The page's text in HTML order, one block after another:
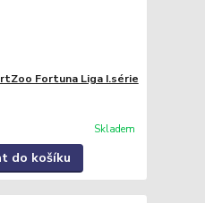
Fortuna Liga I.série
Skladem
do košíku